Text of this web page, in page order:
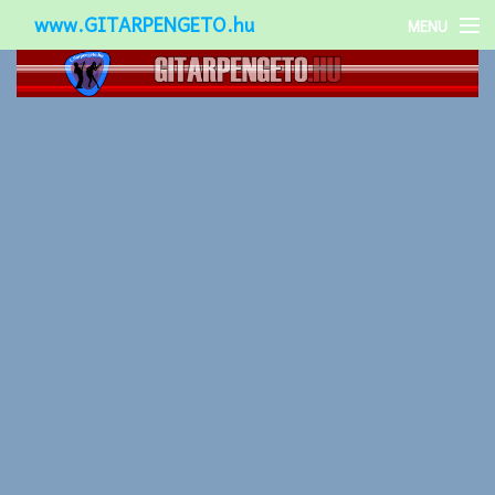
www.GITARPENGETO.hu MENU
Népszerű-